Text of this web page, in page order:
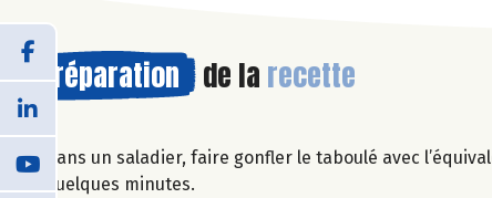
Préparation de la recette
Dans un saladier, faire gonfler le taboulé avec
quelques minutes.